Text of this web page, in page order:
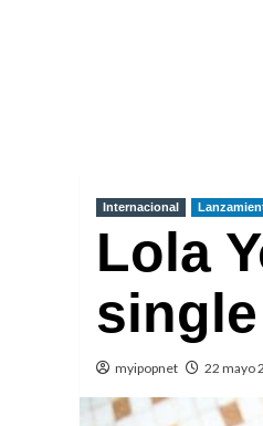
Internacional
Lola
single
myipopnet 22 mayo